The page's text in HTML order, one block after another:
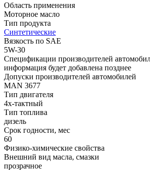
Область применения
Моторное масло
Тип продукта
Синтетические
Вязкость по SAE
5W-30
Спецификации производителей
информация будет добавлена позднее
Допуски производителей автомобилей
MAN 3677
Тип двигателя
4х-тактный
Тип топлива
дизель
Срок годности, мес
60
Физико-химические свойства
Внешний вид масла, смазки
прозрачное